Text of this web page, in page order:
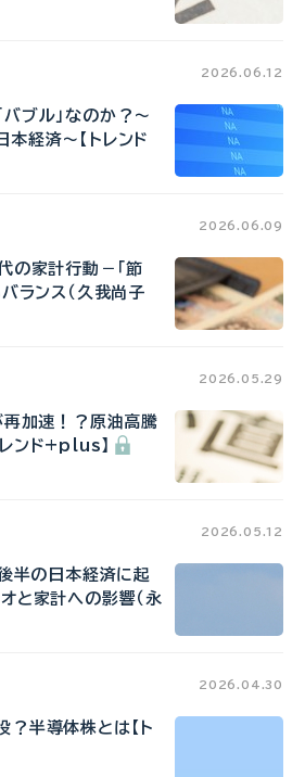
2026.06.12
ブル」なのか？～
経済～【トレンド
2026.06.09
の家計行動－「節
バランス（久我尚子
2026.05.29
加速！？原油高騰
ンド+plus】
2026.05.12
半の日本経済に起
と家計への影響（永
2026.04.30
？半導体株とは【ト